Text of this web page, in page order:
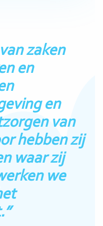
zaken
en
en
van
hebben zij
waar zij
we